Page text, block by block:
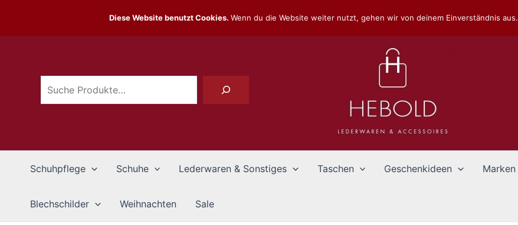
springen Suchen
Schuhpflege Schuhe Lederwaren & Sonstiges Taschen Geschenkideen Marken
Blechschilder Weihnachten Sale
Diese Website benutzt Cookies. Wenn du die Website weiter nutzt, gehen wir von deinem Einverständnis aus.